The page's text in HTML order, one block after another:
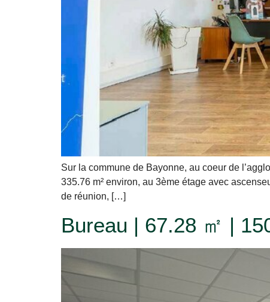
Sur la commune de Bayonne, au coeur de
335.76 m² environ, au 3ème étage avec
de réunion, […]
Bureau | 67.28 ㎡ |